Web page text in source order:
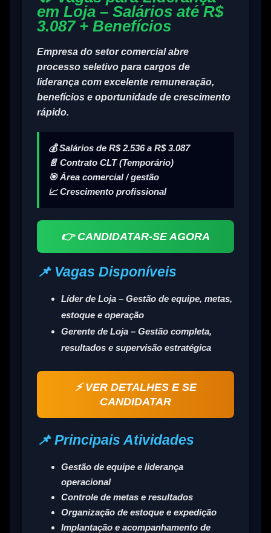
em Loja – Salários até R$
3.087 + Benefícios
Empresa do setor comercial abre
processo seletivo para cargos de
liderança com excelente remuneração,
benefícios e oportunidade de crescimento
rápido.
💰Salários de R$ 2.536 a R$ 3.087
📄 Contrato CLT (Temporário)
🎯 Área comercial / gestão
📈 Crescimento profissional
👉 CANDIDATAR-SE AGORA
📌 Vagas Disponíveis
Líder de Loja – Gestão de equipe, metas,
estoque e operação
Gerente de Loja – Gestão completa,
resultados e supervisão estratégica
⚡ VER DETALHES E SE
CANDIDATAR
📌 Principais Atividades
Gestão de equipe e liderança
operacional
Controle de metas e resultados
Organização de estoque e expedição
Implantação e acompanhamento de